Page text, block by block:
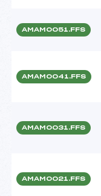
AMAM0051.FFS
AMAM0041.FFS
AMAM0031.FFS
AMAM0021.FFS